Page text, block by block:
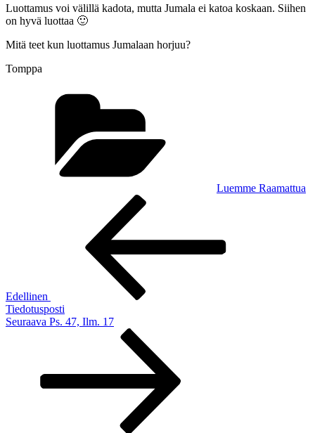
Luottamus voi välillä kadota, mutta Jumala ei katoa koskaan. Siihen
on hyvä luottaa 🙂
Mitä teet kun luottamus Jumalaan horjuu?
Tomppa
Luemme Raamattua
Edellinen
Tiedotusposti
Seuraava
Seuraava Ps. 47, Ilm. 17